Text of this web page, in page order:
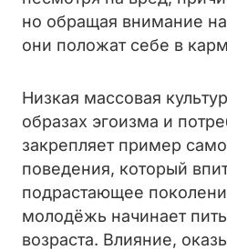
но обращая внимание
они положат себе в
Низкая массовая
образах эгоизма и
закрепляет пример
поведения, который
подрастающее
молодёжь начинает
возраста. Влияние,